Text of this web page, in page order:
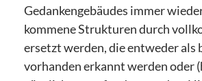
Gedankengebäudes immer
kommene Strukturen durch
ersetzt werden, die entweder als
vorhanden erkannt werden oder